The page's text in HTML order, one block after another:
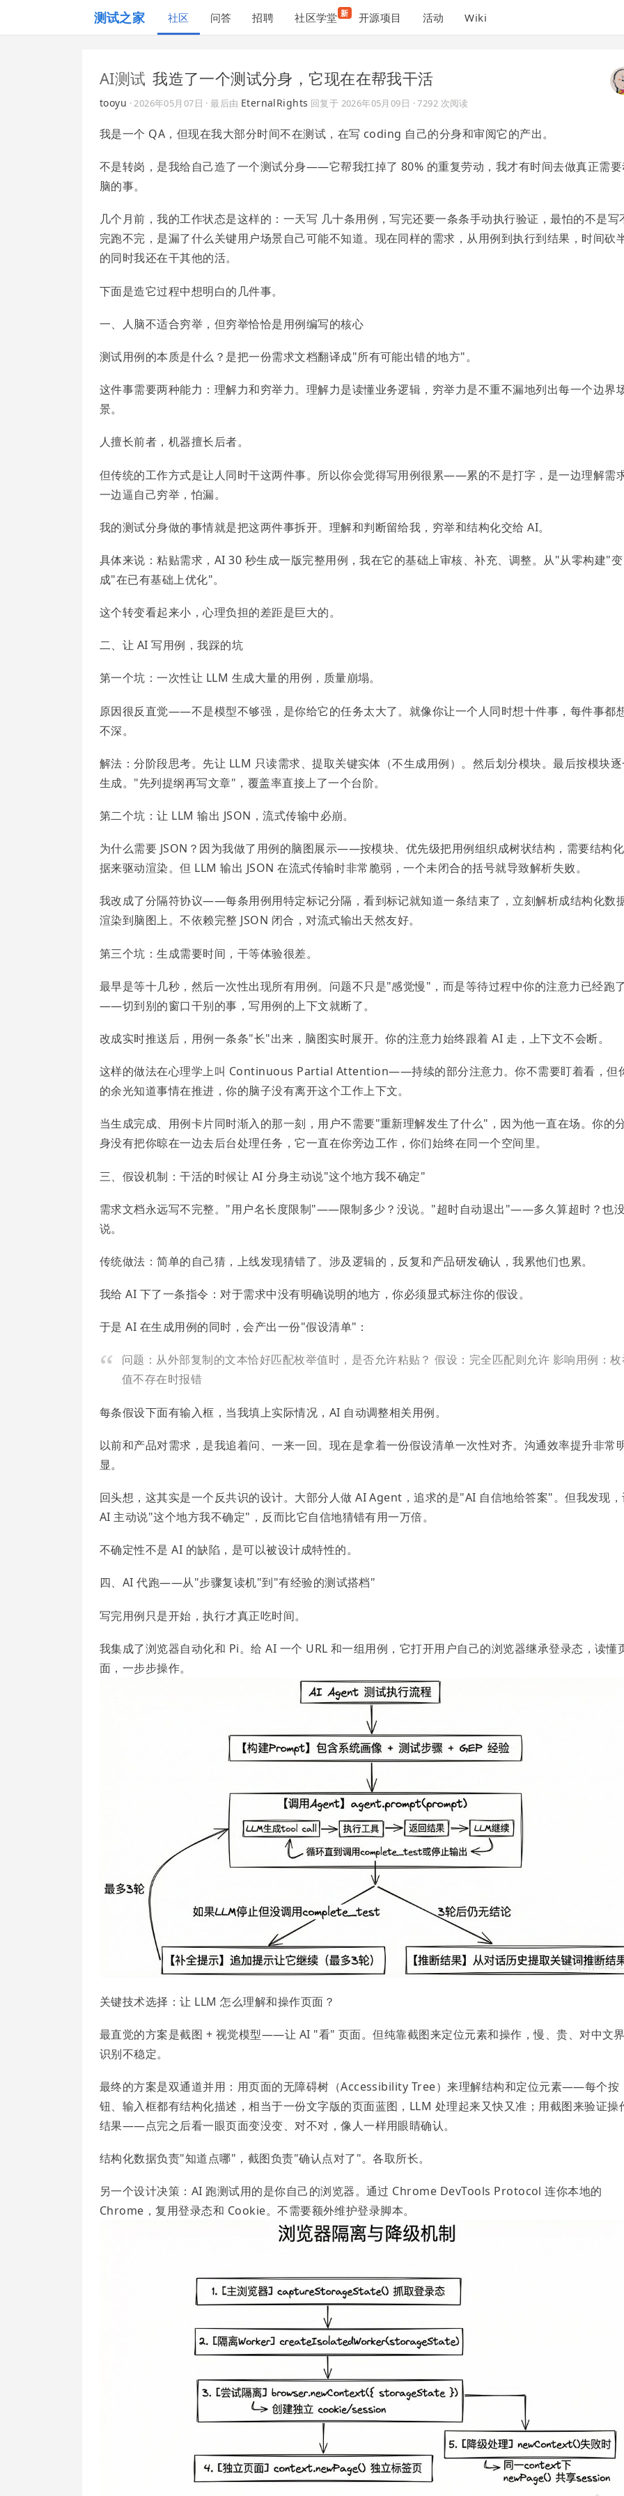
测试之家 社区 问答 招聘 社区学堂 新 开源项目 活动 Wiki
AI测试 我造了一个测试分身，它现在在帮我干活
tooyu ·2026年05月07日 · 最后由 EternalRights 回复于 2026年05月09日 · 7292 次阅读
我是一个 QA，但现在我大部分时间不在测试，在写 coding 自己的分身和审阅它的产出。
不是转岗，是我给自己造了一个测试分身——它帮我扛掉了 80% 的重复劳动，我才有时间去做真正需
脑的事。
几个月前，我的工作状态是这样的：一天写 几十条用例，写完还要一条条手动执行验证，最怕的不是写
完跑不完，是漏了什么关键用户场景自己可能不知道。现在同样的需求，从用例到执行到结果，时间砍
的同时我还在干其他的活。
下面是造它过程中想明白的几件事。
一、人脑不适合穷举，但穷举恰恰是用例编写的核心
测试用例的本质是什么？是把一份需求文档翻译成"所有可能出错的地方"。
这件事需要两种能力：理解力和穷举力。理解力是读懂业务逻辑，穷举力是不重不漏地列出每一个边界
景。
人擅长前者，机器擅长后者。
但传统的工作方式是让人同时干这两件事。所以你会觉得写用例很累——累的不是打字，是一边理解需
一边逼自己穷举，怕漏。
我的测试分身做的事情就是把这两件事拆开。理解和判断留给我，穷举和结构化交给 AI。
具体来说：粘贴需求，AI 30 秒生成一版完整用例，我在它的基础上审核、补充、调整。从"从零构建"变
成"在已有基础上优化"。
这个转变看起来小，心理负担的差距是巨大的。
二、让 AI 写用例，我踩的坑
第一个坑：一次性让 LLM 生成大量的用例，质量崩塌。
原因很反直觉——不是模型不够强，是你给它的任务太大了。就像你让一个人同时想十件事，每件事都
不深。
解法：分阶段思考。先让 LLM 只读需求、提取关键实体（不生成用例）。然后划分模块。最后按模块
生成。"先列提纲再写文章"，覆盖率直接上了一个台阶。
第二个坑：让 LLM 输出 JSON，流式传输中必崩。
为什么需要 JSON？因为我做了用例的脑图展示——按模块、优先级把用例组织成树状结构，需要结构
据来驱动渲染。但 LLM 输出 JSON 在流式传输时非常脆弱，一个未闭合的括号就导致解析失败。
我改成了分隔符协议——每条用例用特定标记分隔，看到标记就知道一条结束了，立刻解析成结构化数
渲染到脑图上。不依赖完整 JSON 闭合，对流式输出天然友好。
第三个坑：生成需要时间，干等体验很差。
最早是等十几秒，然后一次性出现所有用例。问题不只是"感觉慢"，而是等待过程中你的注意力已经跑
——切到别的窗口干别的事，写用例的上下文就断了。
改成实时推送后，用例一条条"长"出来，脑图实时展开。你的注意力始终跟着 AI 走，上下文不会断。
这样的做法在心理学上叫 Continuous Partial Attention——持续的部分注意力。你不需要盯着看，但
的余光知道事情在推进，你的脑子没有离开这个工作上下文。
当生成完成、用例卡片同时渐入的那一刻，用户不需要"重新理解发生了什么"，因为他一直在场。你的
身没有把你晾在一边去后台处理任务，它一直在你旁边工作，你们始终在同一个空间里。
三、假设机制：干活的时候让 AI 分身主动说"这个地方我不确定"
需求文档永远写不完整。"用户名长度限制"——限制多少？没说。"超时自动退出"——多久算超时？也
说。
传统做法：简单的自己猜，上线发现猜错了。涉及逻辑的，反复和产品研发确认，我累他们也累。
我给 AI 下了一条指令：对于需求中没有明确说明的地方，你必须显式标注你的假设。
于是 AI 在生成用例的同时，会产出一份"假设清单"：
问题：从外部复制的文本恰好匹配枚举值时，是否允许粘贴？ 假设：完全匹配则允许 影响用例：
值不存在时报错
每条假设下面有输入框，当我填上实际情况，AI 自动调整相关用例。
以前和产品对需求，是我追着问、一来一回。现在是拿着一份假设清单一次性对齐。沟通效率提升非常
显。
回头想，这其实是一个反共识的设计。大部分人做 AI Agent，追求的是"AI 自信地给答案"。但我发现
AI 主动说"这个地方我不确定"，反而比它自信地猜错有用一万倍。
不确定性不是 AI 的缺陷，是可以被设计成特性的。
四、AI 代跑——从"步骤复读机"到"有经验的测试搭档"
写完用例只是开始，执行才真正吃时间。
我集成了浏览器自动化和 Pi。给 AI 一个 URL 和一组用例，它打开用户自己的浏览器继承登录态，读懂
面，一步步操作。
关键技术选择：让 LLM 怎么理解和操作页面？
最直觉的方案是截图 + 视觉模型——让 AI "看" 页面。但纯靠截图来定位元素和操作，慢、贵、对中文
识别不稳定。
最终的方案是双通道并用：用页面的无障碍树（Accessibility Tree）来理解结构和定位元素——每个按
钮、输入框都有结构化描述，相当于一份文字版的页面蓝图，LLM 处理起来又快又准；用截图来验证操
结果——点完之后看一眼页面变没变、对不对，像人一样用眼睛确认。
结构化数据负责"知道点哪"，截图负责"确认点对了"。各取所长。
另一个设计决策：AI 跑测试用的是你自己的浏览器。通过 Chrome DevTools Protocol 连你本地的
Chrome，复用登录态和 Cookie。不需要额外维护登录脚本。